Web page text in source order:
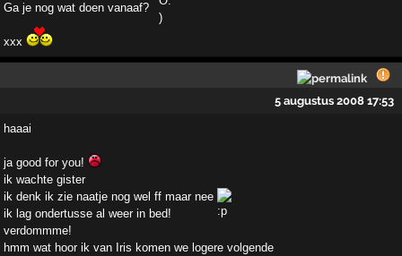
Ga je nog wat doen vanaaf?
xxx
5 augustus 2008 17:53
haaai
ja good for you!
ik wachte gister
ik denk ik zie naatje nog wel ff maar nee
ik lag ondertusse al weer in bed!
verdommme!
hmm wat hoor ik van Iris komen we logere volgende